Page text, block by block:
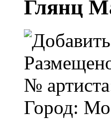
Глянц
№
Город: